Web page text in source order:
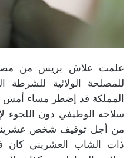
علمت علاش بريس من
للمصلحة الولائية للشرطة
سلاحه الوظيفي دون اللجوء
من أجل توقيف شخص
ذات الشاب العشريني